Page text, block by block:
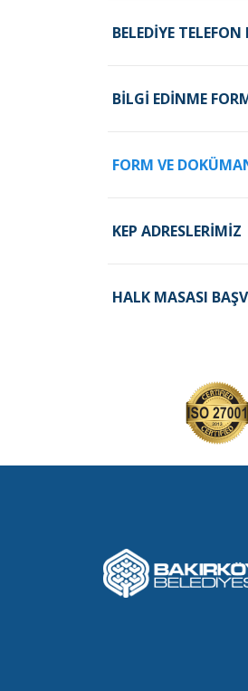
BELEDIYE TELEFON
BILGI EDINME
FORM VE
KEP ADRESLERIMIZ
HALK MASASI